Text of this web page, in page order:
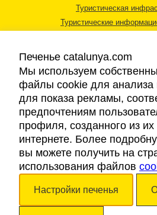
Туристическая
Туристические
Правовая
Cookies
Доступность
Авторские права © 2026. Каталонский
Печенье catalunya.com
Мы используем
файлы cookie для анализа
для показа рекламы,
предпочтениям
профиля, созданного из
интернете. Более
вы можете получить на
использования файлов
Настройки печенья